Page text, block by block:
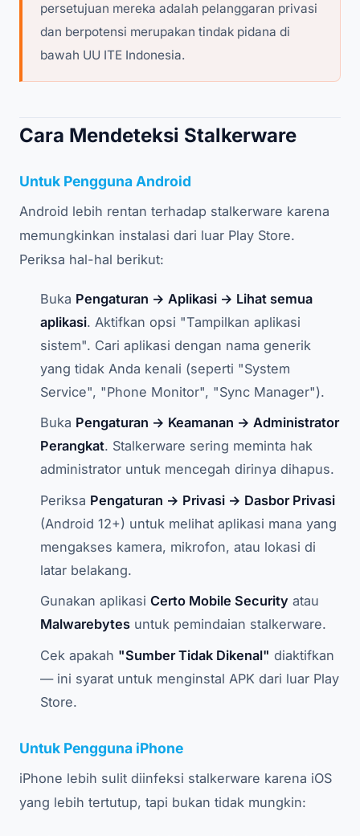
persetujuan mereka adalah pelanggaran privasi
dan berpotensi merupakan tindak pidana di
bawah UU ITE Indonesia.
Cara Mendeteksi Stalkerware
Untuk Pengguna Android
Android lebih rentan terhadap stalkerware karena
memungkinkan instalasi dari luar Play Store.
Periksa hal-hal berikut:
Buka Pengaturan → Aplikasi → Lihat semua
aplikasi. Aktifkan opsi "Tampilkan aplikasi
sistem". Cari aplikasi dengan nama generik
yang tidak Anda kenali (seperti "System
Service", "Phone Monitor", "Sync Manager").
Buka Pengaturan → Keamanan → Administrator
Perangkat. Stalkerware sering meminta hak
administrator untuk mencegah dirinya dihapus.
Periksa Pengaturan → Privasi → Dasbor Privasi
(Android 12+) untuk melihat aplikasi mana yang
mengakses kamera, mikrofon, atau lokasi di
latar belakang.
Gunakan aplikasi Certo Mobile Securityatau
Malwarebytesuntuk pemindaian stalkerware.
Cek apakah "Sumber Tidak Dikenal" diaktifkan
— ini syarat untuk menginstal APK dari luar Play
Store.
Untuk Pengguna iPhone
iPhone lebih sulit diinfeksi stalkerware karena iOS
yang lebih tertutup, tapi bukan tidak mungkin: